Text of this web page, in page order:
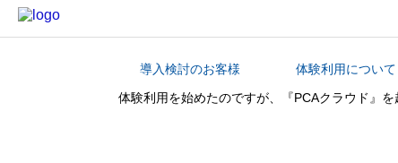
カテゴリから探す導入検討のお客様
体験利用について
体験利用を始めたのですが、『PCAクラウド』